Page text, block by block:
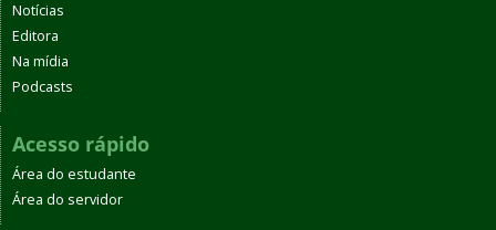
Notícias
Editora
Na mídia
Podcasts
Acesso rápido
Área do estudante
Área do servidor